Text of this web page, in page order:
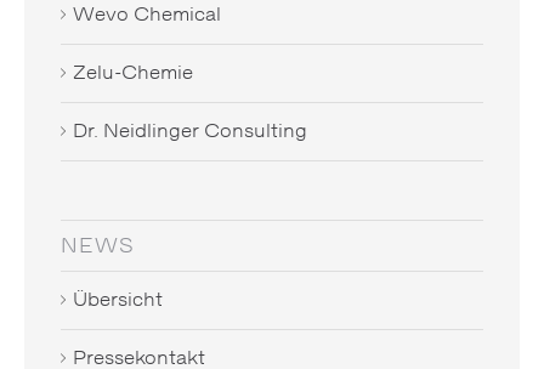
Wevo Chemical
Zelu-Chemie
Dr. Neidlinger Consulting
NEWS
Übersicht
Pressekontakt